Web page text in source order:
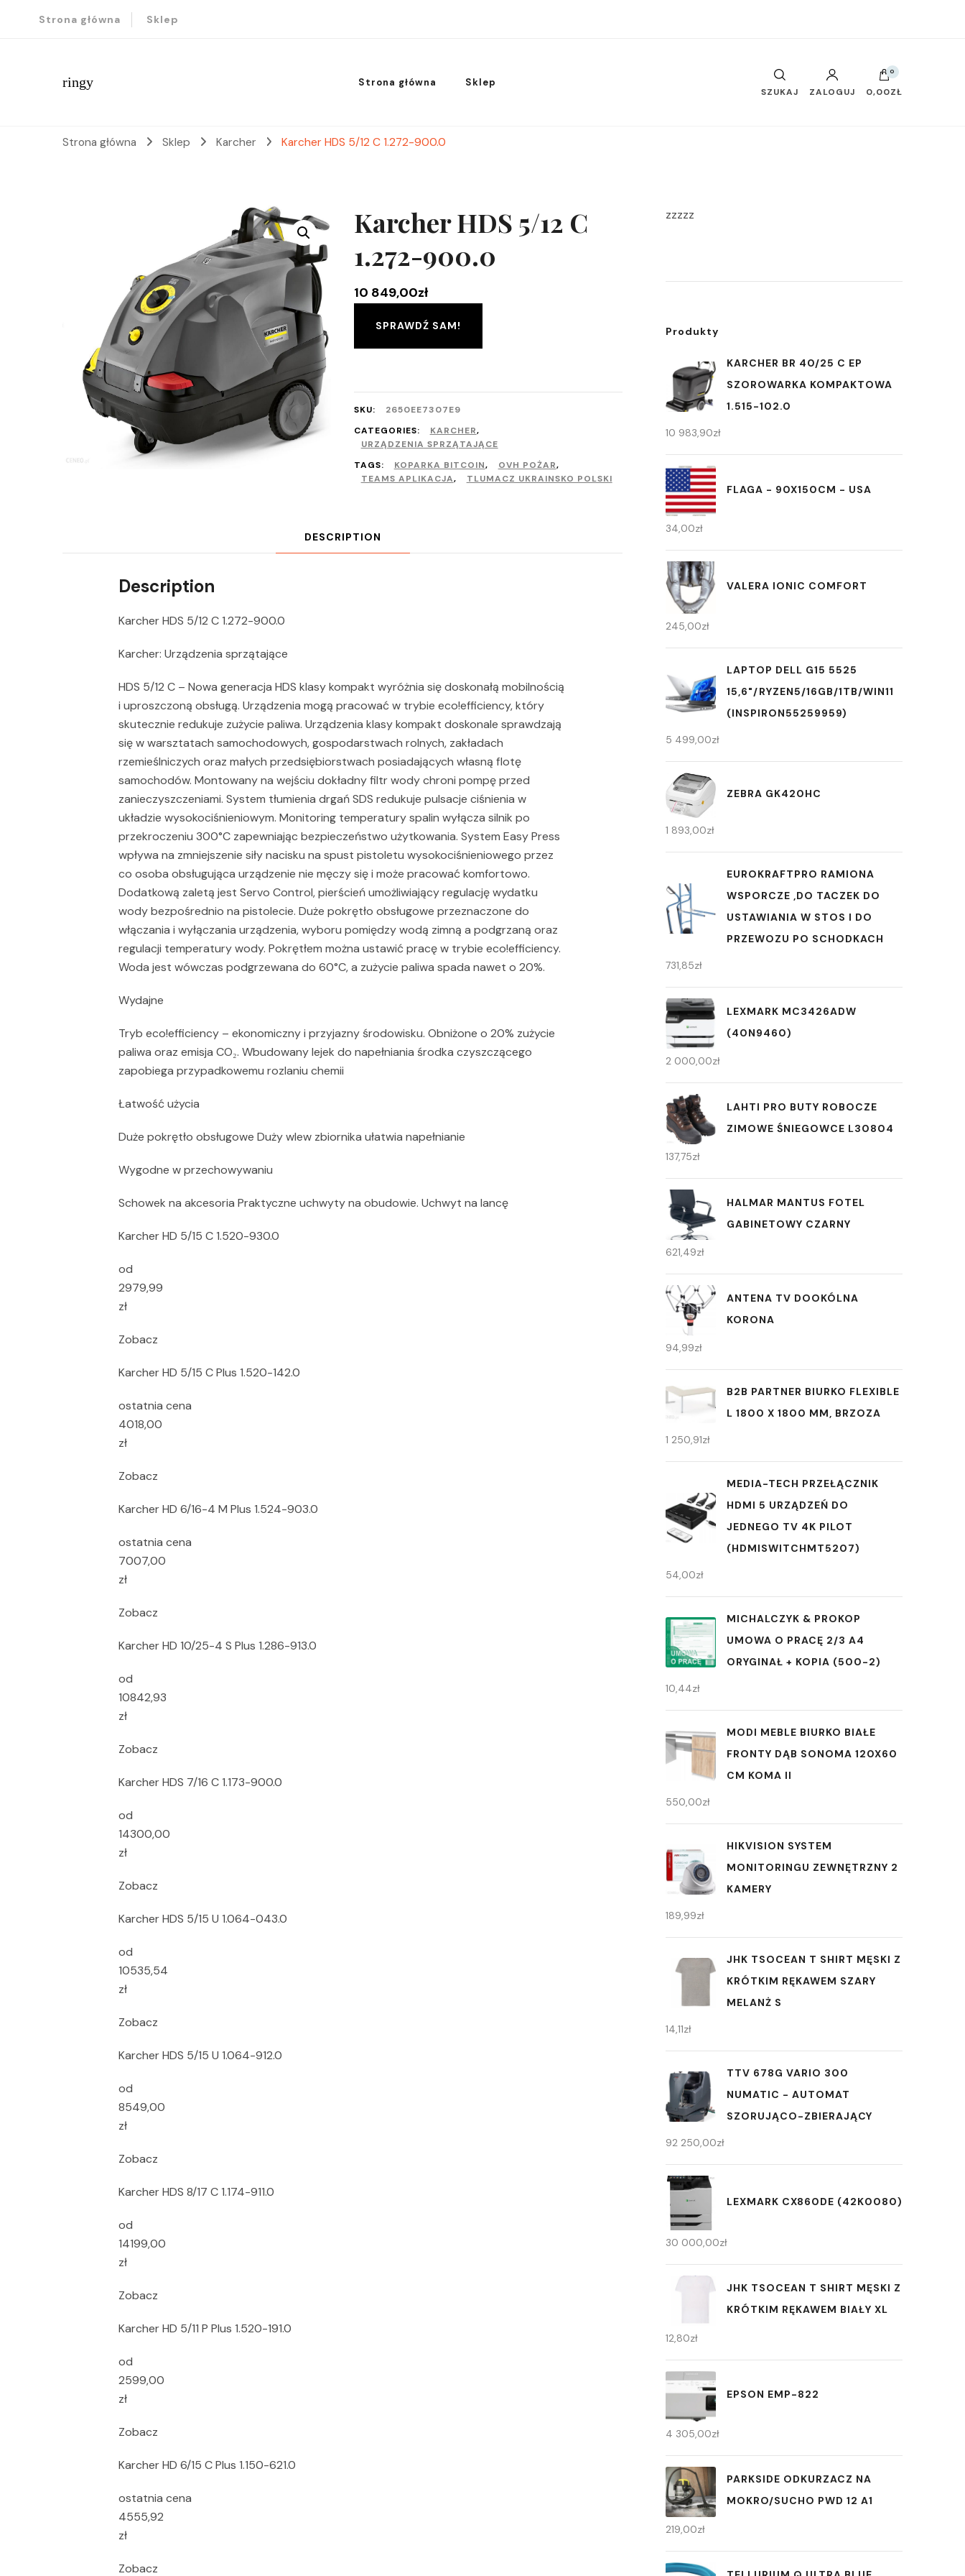
Strona główna Sklep
ringy Strona główna Sklep
SZUKAJ ZALOGUJ
0
0,00ZŁ
Strona główna Sklep Karcher Karcher HDS 5/12 C 1.272-900.0
Karcher HDS 5/12 C
1.272-900.0
10 849,00zł
SPRAWDŹ SAM!
SKU:
2650EE7307E9
CATEGORIES:
KARCHER,
URZĄDZENIA SPRZĄTAJĄCE
TAGS:
KOPARKA BITCOIN, OVH POŻAR,
TEAMS APLIKACJA, TLUMACZ UKRAINSKO POLSKI
DESCRIPTION
Description
Karcher HDS 5/12 C 1.272-900.0
Karcher: Urządzenia sprzątające
HDS 5/12 C – Nowa generacja HDS klasy kompakt wyróżnia się doskonałą mobilnością
i uproszczoną obsługą. Urządzenia mogą pracować w trybie eco!efficiency, który
skutecznie redukuje zużycie paliwa. Urządzenia klasy kompakt doskonale sprawdzają
się w warsztatach samochodowych, gospodarstwach rolnych, zakładach
rzemieślniczych oraz małych przedsiębiorstwach posiadających własną flotę
samochodów. Montowany na wejściu dokładny filtr wody chroni pompę przed
zanieczyszczeniami. System tłumienia drgań SDS redukuje pulsacje ciśnienia w
układzie wysokociśnieniowym. Monitoring temperatury spalin wyłącza silnik po
przekroczeniu 300°C zapewniając bezpieczeństwo użytkowania. System Easy Press
wpływa na zmniejszenie siły nacisku na spust pistoletu wysokociśnieniowego przez
co osoba obsługująca urządzenie nie męczy się i może pracować komfortowo.
Dodatkową zaletą jest Servo Control, pierścień umożliwiający regulację wydatku
wody bezpośrednio na pistolecie. Duże pokrętło obsługowe przeznaczone do
włączania i wyłączania urządzenia, wyboru pomiędzy wodą zimną a podgrzaną oraz
regulacji temperatury wody. Pokrętłem można ustawić pracę w trybie eco!efficiency.
Woda jest wówczas podgrzewana do 60°C, a zużycie paliwa spada nawet o 20%.
Wydajne
Tryb eco!efficiency – ekonomiczny i przyjazny środowisku. Obniżone o 20% zużycie
paliwa oraz emisja CO₂. Wbudowany lejek do napełniania środka czyszczącego
zapobiega przypadkowemu rozlaniu chemii
Łatwość użycia
Duże pokrętło obsługowe Duży wlew zbiornika ułatwia napełnianie
Wygodne w przechowywaniu
Schowek na akcesoria Praktyczne uchwyty na obudowie. Uchwyt na lancę
Karcher HD 5/15 C 1.520-930.0
od
2979,99
zł
Zobacz
Karcher HD 5/15 C Plus 1.520-142.0
ostatnia cena
4018,00
zł
Zobacz
Karcher HD 6/16-4 M Plus 1.524-903.0
ostatnia cena
7007,00
zł
Zobacz
Karcher HD 10/25-4 S Plus 1.286-913.0
od
10842,93
zł
Zobacz
Karcher HDS 7/16 C 1.173-900.0
od
14300,00
zł
Zobacz
Karcher HDS 5/15 U 1.064-043.0
od
10535,54
zł
Zobacz
Karcher HDS 5/15 U 1.064-912.0
od
8549,00
zł
Zobacz
Karcher HDS 8/17 C 1.174-911.0
od
14199,00
zł
Zobacz
Karcher HD 5/11 P Plus 1.520-191.0
od
2599,00
zł
Zobacz
Karcher HD 6/15 C Plus 1.150-621.0
ostatnia cena
4555,92
zł
Zobacz
zzzzz
Produkty
KARCHER BR 40/25 C EP
SZOROWARKA KOMPAKTOWA
1.515-102.0
10 983,90zł
FLAGA - 90X150CM - USA
34,00zł
VALERA IONIC COMFORT
245,00zł
LAPTOP DELL G15 5525
15,6"/RYZEN5/16GB/1TB/WIN11
(INSPIRON55259959)
5 499,00zł
ZEBRA GK420HC
1 893,00zł
EUROKRAFTPRO RAMIONA
WSPORCZE ,DO TACZEK DO
USTAWIANIA W STOS I DO
PRZEWOZU PO SCHODKACH
731,85zł
LEXMARK MC3426ADW
(40N9460)
2 000,00zł
LAHTI PRO BUTY ROBOCZE
ZIMOWE ŚNIEGOWCE L30804
137,75zł
HALMAR MANTUS FOTEL
GABINETOWY CZARNY
621,49zł
ANTENA TV DOOKÓLNA
KORONA
94,99zł
B2B PARTNER BIURKO FLEXIBLE
L 1800 X 1800 MM, BRZOZA
1 250,91zł
MEDIA-TECH PRZEŁĄCZNIK
HDMI 5 URZĄDZEŃ DO
JEDNEGO TV 4K PILOT
(HDMISWITCHMT5207)
54,00zł
MICHALCZYK & PROKOP
UMOWA O PRACĘ 2/3 A4
ORYGINAŁ + KOPIA (500-2)
10,44zł
MODI MEBLE BIURKO BIAŁE
FRONTY DĄB SONOMA 120X60
CM KOMA II
550,00zł
HIKVISION SYSTEM
MONITORINGU ZEWNĘTRZNY 2
KAMERY
189,99zł
JHK TSOCEAN T SHIRT MĘSKI Z
KRÓTKIM RĘKAWEM SZARY
MELANŻ S
14,11zł
TTV 678G VARIO 300
NUMATIC - AUTOMAT
SZORUJĄCO-ZBIERAJĄCY
92 250,00zł
LEXMARK CX860DE (42K0080)
30 000,00zł
JHK TSOCEAN T SHIRT MĘSKI Z
KRÓTKIM RĘKAWEM BIAŁY XL
12,80zł
EPSON EMP-822
4 305,00zł
PARKSIDE ODKURZACZ NA
MOKRO/SUCHO PWD 12 A1
219,00zł